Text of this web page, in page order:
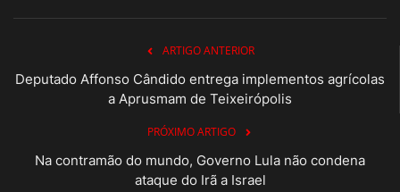
ARTIGO ANTERIOR
Deputado Affonso Cândido entrega implementos agrícolas
a Aprusmam de Teixeirópolis
PRÓXIMO ARTIGO
Na contramão do mundo, Governo Lula não condena
ataque do Irã a Israel